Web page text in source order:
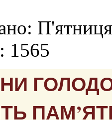
1565